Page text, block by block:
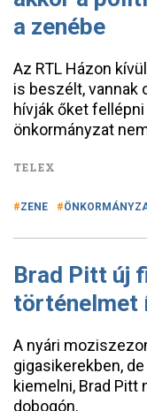
a zenébe
Az RTL Házon
is beszélt, vannak
hívják őket
önkormányzat
TELEX
ZENE
Brad Pitt új
történelmet
A nyári
gigasikerekben,
kiemelni, Brad Pitt
dobogón.